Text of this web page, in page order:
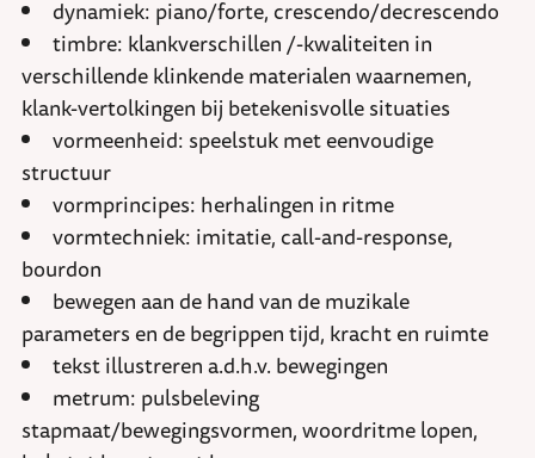
dynamiek: piano/forte, crescendo/decrescendo
timbre: klankverschillen /-kwaliteiten in
verschillende klinkende materialen waarnemen,
klank-vertolkingen bij betekenisvolle situaties
vormeenheid: speelstuk met eenvoudige
structuur
vormprincipes: herhalingen in ritme
vormtechniek: imitatie, call-and-response,
bourdon
bewegen aan de hand van de muzikale
parameters en de begrippen tijd, kracht en ruimte
tekst illustreren a.d.h.v. bewegingen
metrum: pulsbeleving
stapmaat/bewegingsvormen, woordritme lopen,